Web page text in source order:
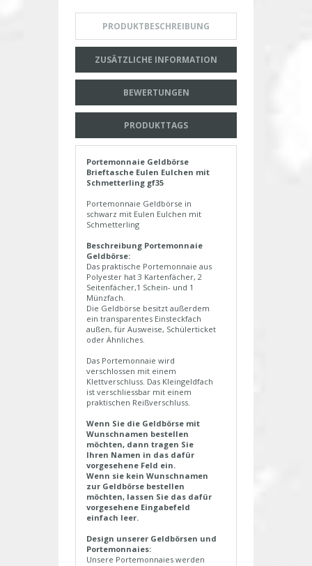
PRODUKTBESCHREIBUNG
ZUSÄTZLICHE INFORMATION
BEWERTUNGEN
PRODUKTTAGS
Portemonnaie Geldbörse
Brieftasche Eulen Eulchen mit
Schmetterling gf35
Portemonnaie Geldbörse in
schwarz mit Eulen Eulchen mit
Schmetterling
Beschreibung Portemonnaie
Geldbörse:
Das praktische Portemonnaie aus
Polyester hat 3 Kartenfächer, 2
Seitenfächer,1 Schein- und 1
Münzfach.
Die Geldbörse besitzt außerdem
ein transparentes Einsteckfach
außen, für Ausweise, Schülerticket
oder Ähnliches.
Das Portemonnaie wird
verschlossen mit einem
Klettverschluss. Das Kleingeldfach
ist verschliessbar mit einem
praktischen Reißverschluss.
Wenn Sie die Geldbörse mit
Wunschnamen bestellen
möchten, dann tragen Sie
Ihren Namen in das dafür
vorgesehene Feld ein.
Wenn sie kein Wunschnamen
zur Geldbörse bestellen
möchten, lassen Sie das dafür
vorgesehene Eingabefeld
einfach leer.
Design unserer Geldbörsen und
Portemonnaies:
Unsere Portemonnaies werden